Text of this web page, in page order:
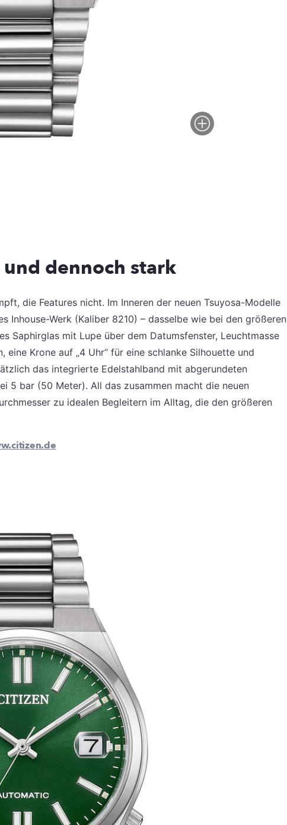
dennoch stark
die Features nicht. Im Inneren der neuen Tsuyosa-Modelle
Inhouse-Werk (Kaliber 8210) – dasselbe wie bei den größeren
Saphirglas mit Lupe über dem Datumsfenster, Leuchtmasse
eine Krone auf „4 Uhr“ für eine schlanke Silhouette und
das integrierte Edelstahlband mit abgerundeten
5 bar (50 Meter). All das zusammen macht die neuen
zu idealen Begleitern im Alltag, die den größeren